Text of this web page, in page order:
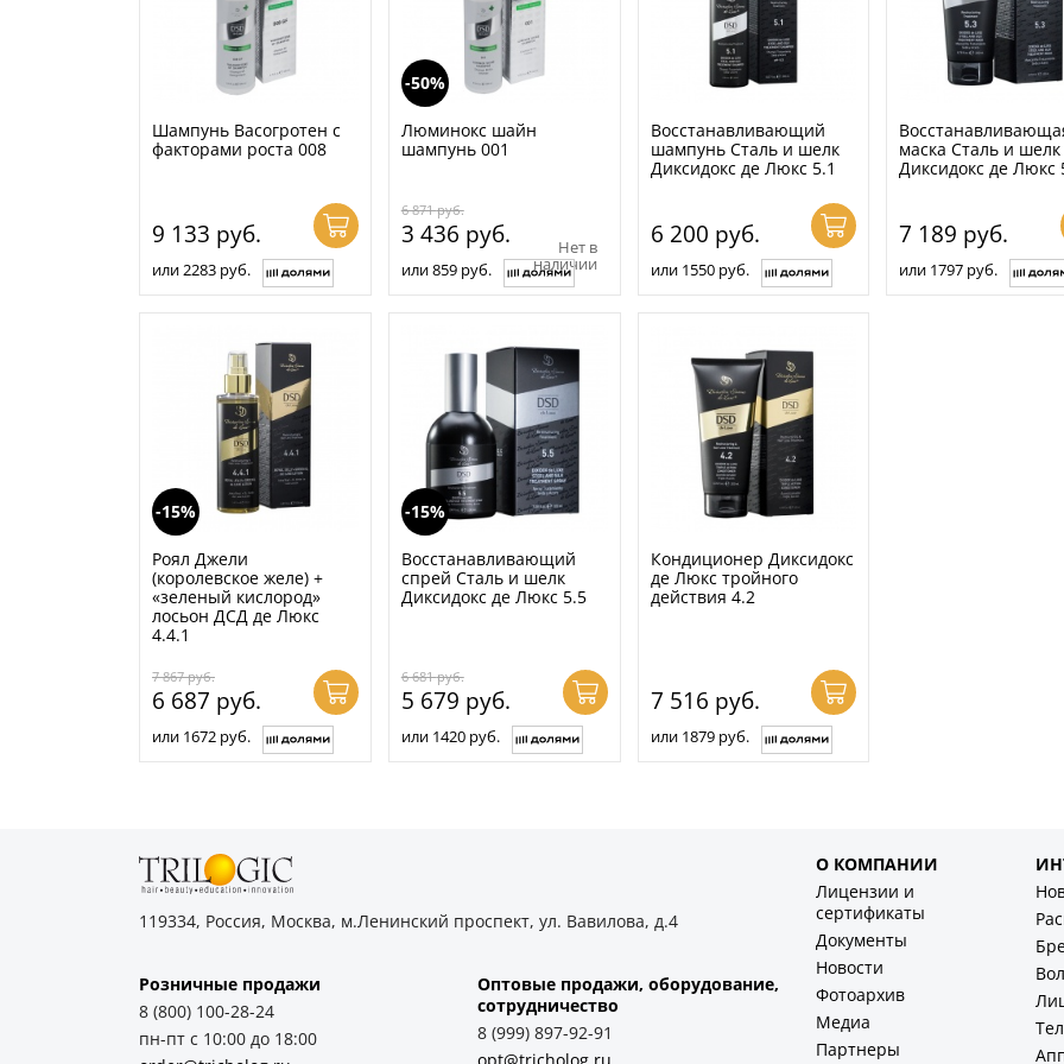
Шампунь Васогротен с
факторами роста 008
9 133 руб.
или 2283 руб.
-50%
Люминокс шайн
шампунь 001
6 871руб.
3 436 руб. Нет в
наличии
или 859 руб.
Восстанавливающий
шампунь Сталь и шелк
Диксидокс де Люкс 5.1
6 200 руб.
или 1550 руб.
маска Сталь и шелк
Диксидокс де Люкс
7 189 руб.
или 1797 руб.
-15%
Роял Джели
(королевское желе) +
«зеленый кислород»
лосьон ДСД де Люкс
4.4.1
7 867руб.
6 687 руб.
или 1672 руб.
-15%
Восстанавливающий
спрей Сталь и шелк
Диксидокс де Люкс 5.5
6 681руб.
5 679 руб.
или 1420 руб.
Кондиционер Диксидокс
де Люкс тройного
действия 4.2
7 516 руб.
или 1879 руб.
119334, Россия, Москва, м.Ленинский проспект, ул. Вавилова, д.4
Розничные продажи
8 (800) 100-28-24
пн-пт с 10:00 до 18:00
Оптовые продажи, оборудование,
cотрудничество
8 (999) 897-92-91
О КОМПАНИИ
Лицензии и
сертификаты
Документы
Новости
Фотоархив
Медиа
Партнеры